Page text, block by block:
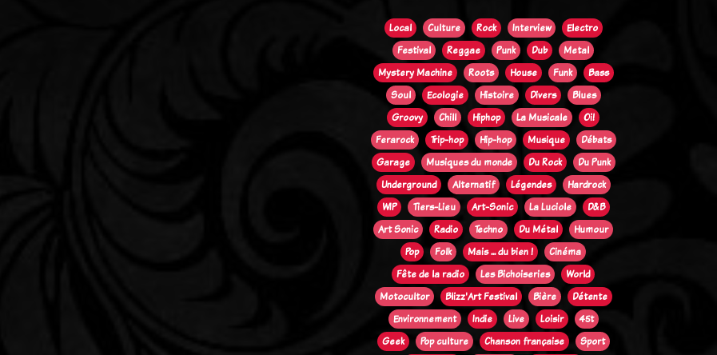
Local Culture Rock Interview
Electro
Festival
Reggae Punk Dub
Metal
Mystery Machine
Roots House Funk
Bass
Soul
Ecologie Histoire Divers
Blues
Groovy
Chill Hiphop La Musicale
Oi!
Ferarock
Trip-hop Hip-hop Musique
Débats
Garage
Musiques du monde Du Rock
Du Punk
Underground
Alternatif Légendes
Hardrock
WIP
Tiers-Lieu Art-Sonic La Luciole
D&B
Art Sonic
Radio Techno Du Métal
Humour
Pop
Folk Mais ... du bien !
Cinéma
Fête de la radio
Les Bichoiseries
World
Motocultor
Blizz'Art Festival Bière
Détente
Environnement
Indie Live Loisir
45t
Geek
Pop culture Chanson française
Sport